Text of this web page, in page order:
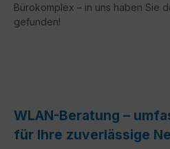
Bürokomplex – in uns haben Sie
gefunden!
WLAN-Beratung –
für Ihre zuverlässige